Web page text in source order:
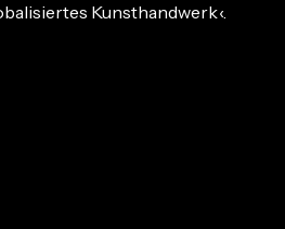
Kunsthandwerk ‹.